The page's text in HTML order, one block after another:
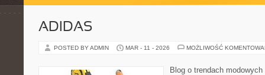
ADIDAS
POSTED BY ADMIN MAR - 11 - 2026 MOŻLIWOŚĆ
Blog o trendach